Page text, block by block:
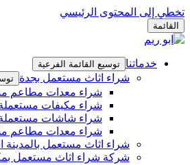
تخطي إلى المحتوى الرئيسي
القائمة
خدماتنا توسيع القائمة الفرعية
شراء اثاث مستعمل بجدة
شراء معدات مطاعم
شراء مكيفات
شراء شاشات
شراء معدات مطاعم
شراء اثاث مستعمل بالمدينة
شركة شراء اثاث مستعمل